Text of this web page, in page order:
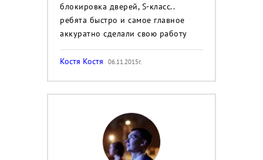
блокировка дверей, S-класс..
ребята быстро и самое главное
аккуратно сделали свою работу
Костя Костя 06.11.2015г.